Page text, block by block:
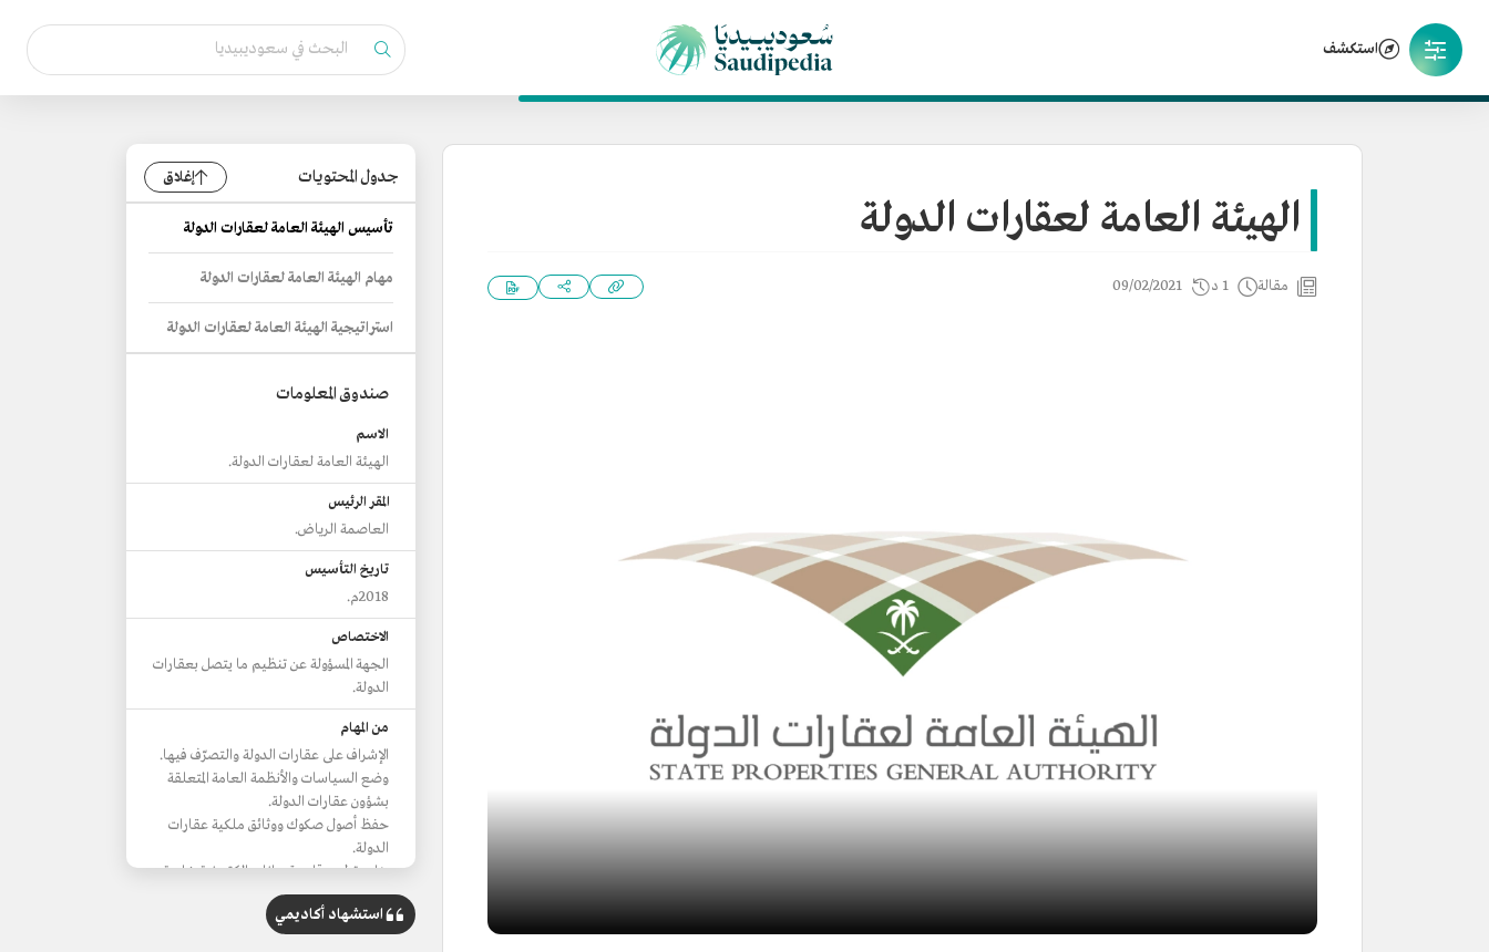
استكشف
الهيئة العامة لعقارات الدولة
مقالة 1 د 09/02/2021
جدول المحتويات إغلاق
تأسيس الهيئة العامة لعقارات الدولة
مهام الهيئة العامة لعقارات الدولة
استراتيجية الهيئة العامة لعقارات الدولة
صندوق المعلومات
الاسم
الهيئة العامة لعقارات الدولة.
المقر الرئيس
العاصمة الرياض.
تاريخ التأسيس
2018م.
الاختصاص
الجهة المسؤولة عن تنظيم ما يتصل بعقارات
الدولة.
من المهام
الإشراف على عقارات الدولة والتصرّف فيها.
وضع السياسات والأنظمة العامة المتعلقة
بشؤون عقارات الدولة.
حفظ أصول صكوك ووثائق ملكية عقارات
الدولة.
بناء وتطوير قاعدة بيانات إلكترونية خاصة
بعقارات الدولة.
تقويم العقارات التي ترغب الجهات
استشهاد أكاديمي